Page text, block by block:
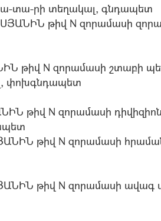
տա-րի տեղակալ, գնդապետ
թիվ N զորամասի
թիվ N զորամասի շտաբի
փոխգնդապետ
թիվ N զորամասի
թիվ N զորամասի
թիվ N զորամասի ավագ